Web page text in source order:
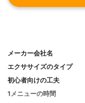
メーカー会社名
エクササイズのタイプ
初心者向けの工夫
1メニューの時間